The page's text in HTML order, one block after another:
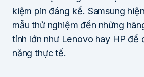
kiệm pin đáng kể. Samsung
mẫu thử nghiệm đến những
tính lớn như Lenovo hay HP để
năng thực tế.